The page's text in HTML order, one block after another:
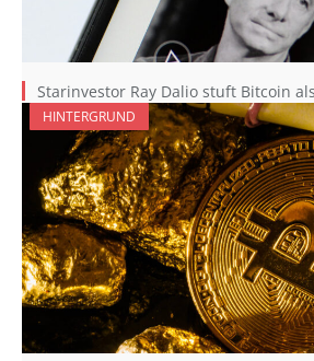
Starinvestor Ray Dalio stuft Bitcoin
HINTERGRUND